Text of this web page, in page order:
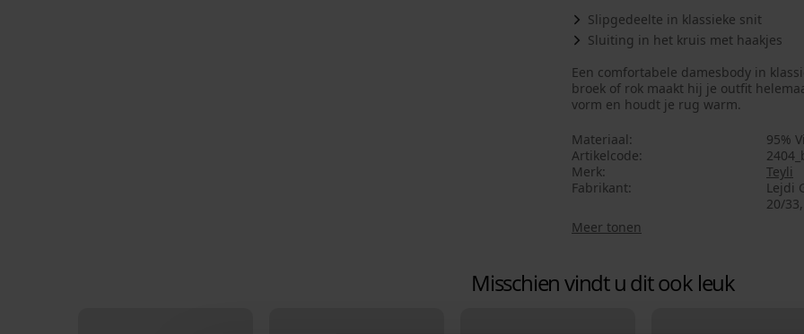
Slipgedeelte in klassieke snit
Sluiting in het kruis met haakjes
Een comfortabele damesbody in
broek of rok maakt hij je outfit
vorm en houdt je rug warm.
Materiaal
95%
Artikelcode
Merk
Teyli
Fabrikant
Lejdi
20/
Meer tonen
Misschien vindt u dit ook leuk